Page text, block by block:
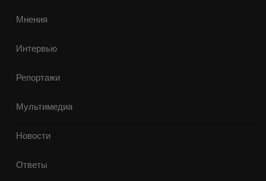
Мнения
Интервью
Репортажи
Мультимедиа
Новости
Ответы